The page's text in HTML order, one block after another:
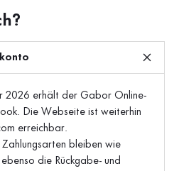
2026 erhält der Gabor Online-
Die Webseite ist weiterhin
erreichbar.
Zahlungsarten bleiben wie
die Rückgabe- und